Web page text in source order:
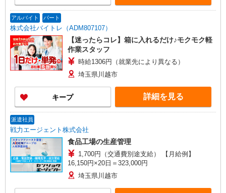
アルバイト パート
株式会社バイトレ（ADM807107）
【迷ったらコレ】箱に入れるだけ♪モクモク軽
作業スタッフ
時給1306円（就業先により異なる）
埼玉県川越市
キープ 詳細を見る
派遣社員
戦力エージェント株式会社
食品工場の生産管理
1,700円（交通費別途支給） 【月給例】
16,150円×20日＝323,000円
埼玉県川越市